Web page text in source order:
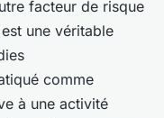
facteur de risque
une véritable
comme
à une activité